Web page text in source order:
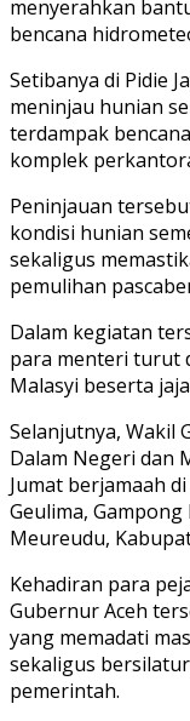
menyerahkan
bencana
Setibanya di Pidie
meninjau hunian
terdampak
komplek
Peninjauan
kondisi hunian
sekaligus
pemulihan
Dalam kegiatan
para menteri turut
Malasyi beserta
Selanjutnya, Wakil
Dalam Negeri dan
Jumat berjamaah
Geulima,
Meureudu,
Kehadiran para
Gubernur Aceh
yang memadati
sekaligus
pemerintah.